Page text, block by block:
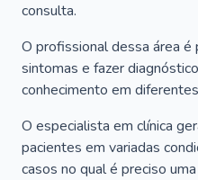
consulta.
O profissional dessa área
sintomas e fazer
conhecimento em
O especialista em clínica
pacientes em variadas
casos no qual é preciso